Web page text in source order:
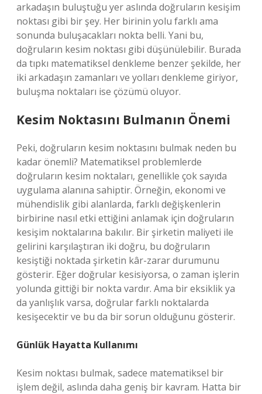
arkadaşın buluştuğu yer aslında doğruların kesişim
noktası gibi bir şey. Her birinin yolu farklı ama
sonunda buluşacakları nokta belli. Yani bu,
doğruların kesim noktası gibi düşünülebilir. Burada
da tıpkı matematiksel denkleme benzer şekilde, her
iki arkadaşın zamanları ve yolları denkleme giriyor,
buluşma noktaları ise çözümü oluyor.
Kesim Noktasını Bulmanın Önemi
Peki, doğruların kesim noktasını bulmak neden bu
kadar önemli? Matematiksel problemlerde
doğruların kesim noktaları, genellikle çok sayıda
uygulama alanına sahiptir. Örneğin, ekonomi ve
mühendislik gibi alanlarda, farklı değişkenlerin
birbirine nasıl etki ettiğini anlamak için doğruların
kesişim noktalarına bakılır. Bir şirketin maliyeti ile
gelirini karşılaştıran iki doğru, bu doğruların
kesiştiği noktada şirketin kâr-zarar durumunu
gösterir. Eğer doğrular kesisiyorsa, o zaman işlerin
yolunda gittiği bir nokta vardır. Ama bir eksiklik ya
da yanlışlık varsa, doğrular farklı noktalarda
kesişecektir ve bu da bir sorun olduğunu gösterir.
Günlük Hayatta Kullanımı
Kesim noktası bulmak, sadece matematiksel bir
işlem değil, aslında daha geniş bir kavram. Hatta bir